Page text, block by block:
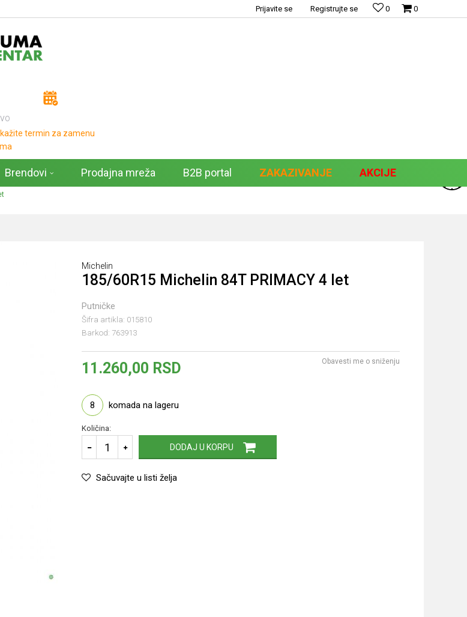
0
0
Prijavite se Registrujte se
termin za zamenu
Brendovi Prodajna mreža B2B portal ZAKAZIVANJE AKCIJE
Michelin
185/60R15 Michelin 84T PRIMACY 4 let
Putničke
Šifra artikla: 015810
Barkod: 763913
11.260,00 RSD Obavesti me o sniženju
8 komada na lageru
Količina:
DODAJ U KORPU
Sačuvajte u listi želja